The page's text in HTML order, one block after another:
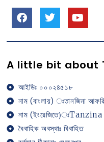
A little bit about
আইডিঃ ০০০২৪৫১৮
নাম (বাংলায়) ঃতানজিনা
নাম
বৈবাহিক অবস্থাঃ বিবাহিত